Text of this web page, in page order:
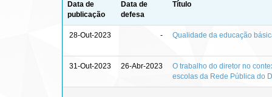
Data de
publicação
Data de
defesa
Título
28-Out-2023 - Qualidade da educação
31-Out-2023 26-Abr-2023
O trabalho do diretor no
escolas da Rede Pública do